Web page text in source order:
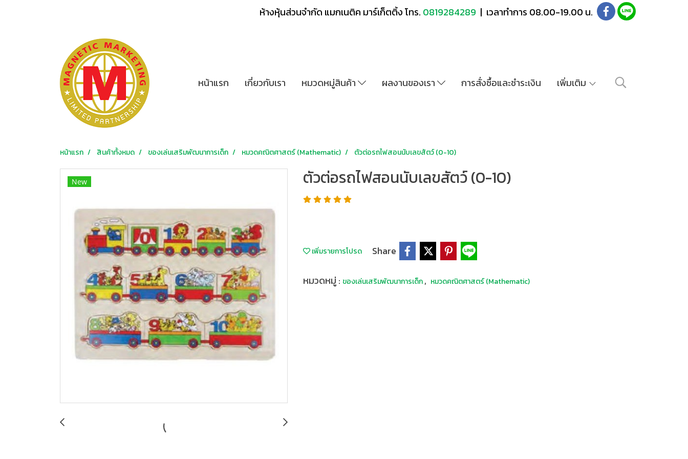
ห้างหุ้นส่วนจำกัด แมกเนติค มาร์เก็ตติ้ง โทร. 0819284289 | เวลาทำการ 08.00-19.00 น.
หน้าแรก เกี่ยวกับเรา หมวดหมู่สินค้า ผลงานของเรา การสั่งซื้อและชำระเงิน เพิ่มเติม
หน้าแรก สินค้าทั้งหมด ของเล่นเสริมพัฒนาการเด็ก หมวดคณิตศาสตร์ (Mathematic) ตัวต่อรถไฟสอนนับเลขสัตว์ (0-10)
New ตัวต่อรถไฟสอนนับเลขสัตว์ (0-10)
เพิ่มรายการโปรด Share
หมวดหมู่ : ของเล่นเสริมพัฒนาการเด็ก, หมวดคณิตศาสตร์ (Mathematic)